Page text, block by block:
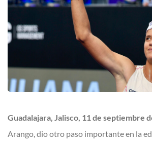
Guadalajara, Jalisco, 11 de septiembre
Arango, dio otro paso importante en la